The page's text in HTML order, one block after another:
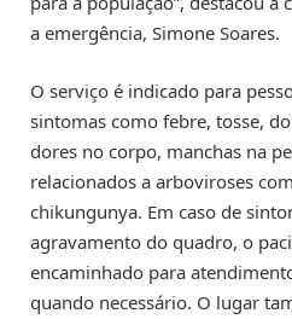
a emergência, Simone Soares.
O serviço é indicado para
sintomas como febre, tosse,
dores no corpo, manchas na
relacionados a arboviroses
chikungunya. Em caso de
agravamento do quadro, o
encaminhado para
quando necessário. O lugar